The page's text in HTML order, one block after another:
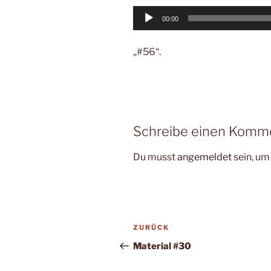
Audio-
00:00
„#56“.
Schreibe einen
Du musstangemeldetsein,
Beitragsnavigation
Vorheriger
Beitrag
ZURÜCK
Material #30